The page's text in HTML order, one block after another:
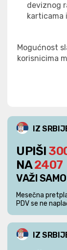
deviznog
karticama
Mogućnost
korisnicima
IZ
UPIŠI
NA2407
VAŽI
Mesečna
PDV se ne
IZ